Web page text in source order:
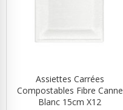
Assiettes Carrées
Compostables Fibre Canne
Blanc 15cm X12